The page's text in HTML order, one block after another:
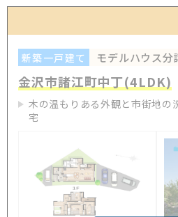
新築一戸建て モデルハウス分
金沢市諸江町中丁(4LDK)
木の温もりある外観と市街地の
宅